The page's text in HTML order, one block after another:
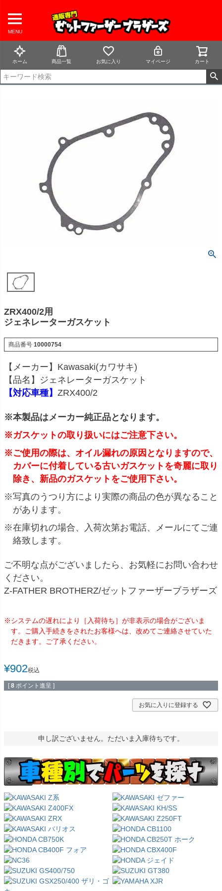
MENU
ホーム 商品一覧 お気に入り マイページ カート
ZRX400/2用
ジェネレーターガスケット
商品番号 10000754
【メーカー】Kawasaki(カワサキ)
【品名】ジェネレーターガスケット
【対応車種】 ZRX400/2
※本製品はメーカー純正品となります。
※ガスケットの取り扱いにはご注意下さい。
※ご使用の際は、オイル漏れの原因となりますので、
カバーに付着している古いガスケットを奇麗に取り
除き、新品のガスケットをご使用下さい。
※写真のうつり方により実際の商品の色が異なること
があります。
※在庫切れの場合、入荷次第お電話、メールにてご連
絡致します。
ご不明な点がございましたら、お気軽にお問い合わせ
ください。
Z-FATHER BROTHERZ/ゼットファーザーブラザーズ
※システムの遅れにより［入荷待ち］が非表示の場合がございま
す。ご購入手続きをされたお客様へは、改めてご連絡させていた
だきます。ご了承ください。
¥902税込
[ 8 ポイント進呈 ]
お気に入りに登録する
申し訳ございません。ただいま入庫待ちです。